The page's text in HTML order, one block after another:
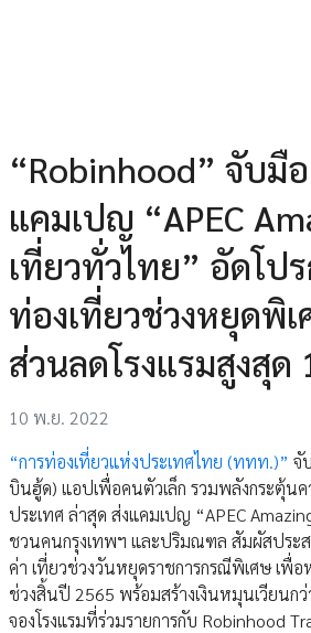
“Robinhood” จับมื
แคมเปญ “APEC
เที่ยวทั่วไทย” อัดโป
ท่องเที่ยวช่วงหยุดพิ
ส่วนลดโรงแรมสูงสุด
10 พ.ย. 2022
“การท่องเที่ยวแห่งประเทศไทย (ททท.)” จั
บินฮู้ด) แอปเพื่อคนตัวเล็ก รวมพลังกระตุ้นค
ประเทศ ล่าสุด ส่งแคมเปญ “APEC
ชวนคนกรุงเทพฯ และปริมณฑล สัมผัสประ
ค่า เที่ยวช่วงวันหยุดราชการกรณีพิเศษ เพื่อ
ช่วงสิ้นปี 2565 พร้อมสร้างเงินหมุนเวียนก
จองโรงแรมที่ร่วมรายการกับ Robinhood